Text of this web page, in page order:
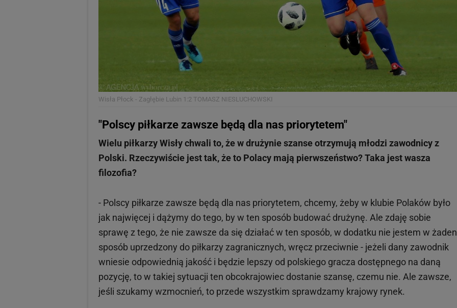
Wisła Płock - Zagłębie Lubin 1:2 TOMASZ NIESLUCHOWSKI
"Polscy piłkarze zawsze będą dla nas priorytetem"
Wielu piłkarzy Wisły chwali to, że w drużynie szanse otrzymują młodzi zawodnicy z
Polski. Rzeczywiście jest tak, że to Polacy mają pierwszeństwo? Taka jest wasza
filozofia?
- Polscy piłkarze zawsze będą dla nas priorytetem, chcemy, żeby w klubie Polaków było
jak najwięcej i dążymy do tego, by w ten sposób budować drużynę. Ale zdaję sobie
sprawę z tego, że nie zawsze da się działać w ten sposób, w dodatku nie jestem w żaden
sposób uprzedzony do piłkarzy zagranicznych, wręcz przeciwnie - jeżeli dany zawodnik
wniesie odpowiednią jakość i będzie lepszy od polskiego gracza dostępnego na daną
pozycję, to w takiej sytuacji ten obcokrajowiec dostanie szansę, czemu nie. Ale zawsze,
jeśli szukamy wzmocnień, to przede wszystkim sprawdzamy krajowy rynek.